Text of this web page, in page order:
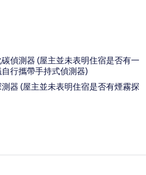
偵測器 (屋主並未表明住宿是否有一
行攜帶手持式偵測器)
器 (屋主並未表明住宿是否有煙霧探